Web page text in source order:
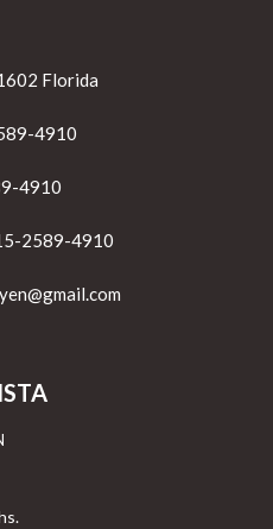
Florida
4910
4910
2589-4910